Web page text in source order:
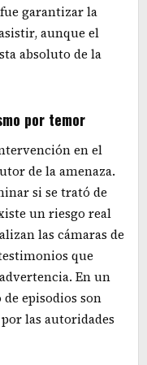
garantizar la
aunque el
absoluto de la
por temor
en el
de la amenaza.
si se trató de
un riesgo real
las cámaras de
que
En un
episodios son
las autoridades